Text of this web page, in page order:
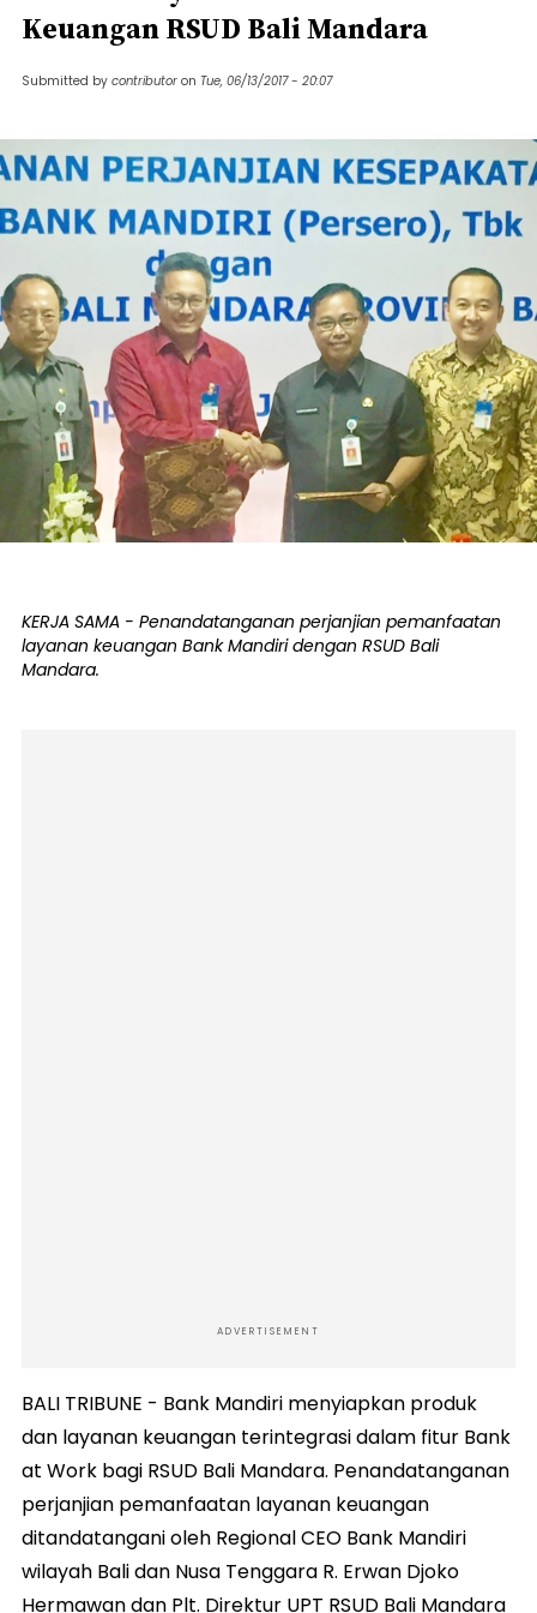
Keuangan RSUD Bali Mandara
Submitted by contributor on Tue, 06/13/2017 - 20:07
KERJA SAMA - Penandatanganan perjanjian pemanfaatan
layanan keuangan Bank Mandiri dengan RSUD Bali
Mandara.
ADVERTISEMENT
BALI TRIBUNE - Bank Mandiri menyiapkan produk
dan layanan keuangan terintegrasi dalam fitur Bank
at Work bagi RSUD Bali Mandara. Penandatanganan
perjanjian pemanfaatan layanan keuangan
ditandatangani oleh Regional CEO Bank Mandiri
wilayah Bali dan Nusa Tenggara R. Erwan Djoko
Hermawan dan Plt. Direktur UPT RSUD Bali Mandara